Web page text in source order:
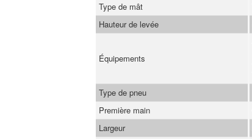
Type de mât
Hauteur de levée
Équipements
Type de pneu
Première main
Largeur